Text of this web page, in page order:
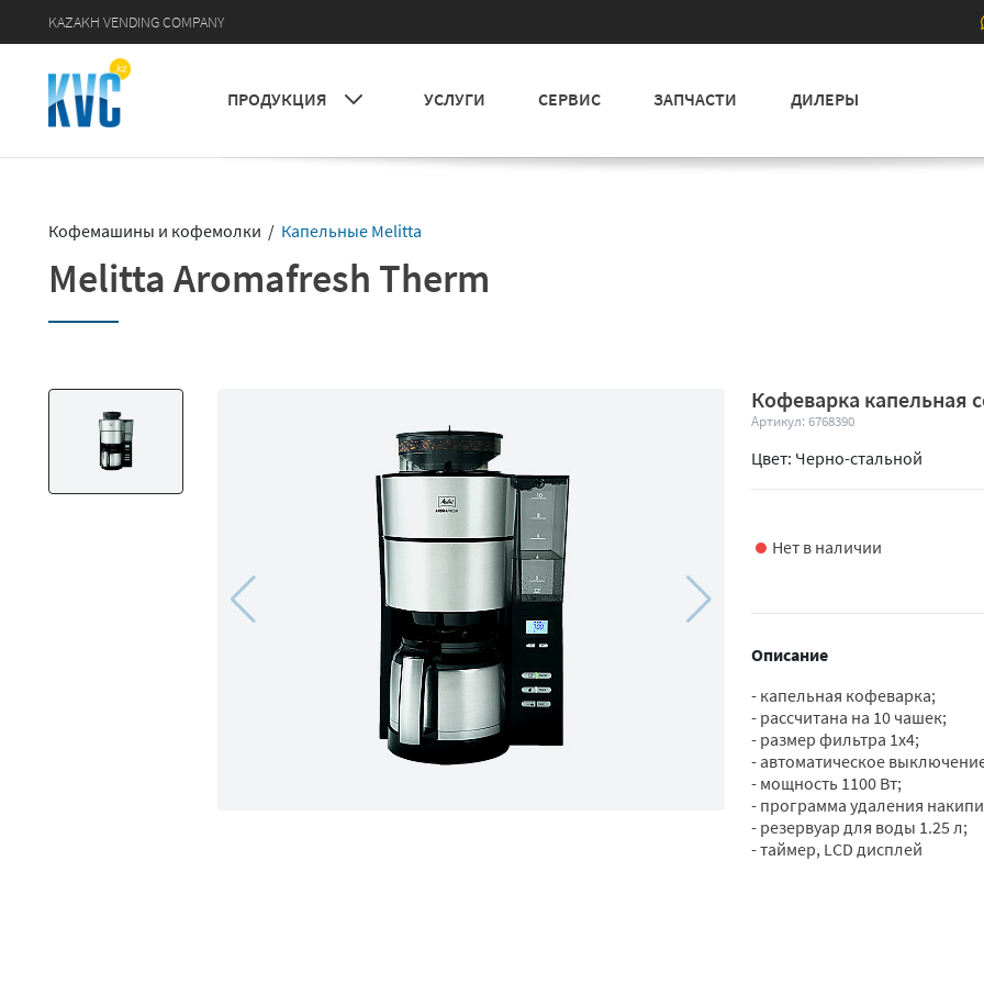
KAZAKH VENDING COMPANY
ПРОДУКЦИЯ УСЛУГИ СЕРВИС ЗАПЧАСТИ ДИЛЕРЫ
Кофемашины и кофемолки / Капельные Melitta
Melitta Aromafresh Therm
Кофеварка капельная
Артикул: 6768390
Цвет: Черно-стальной
Нет в наличии
Описание
- капельная кофеварка;
- рассчитана на 10 чашек;
- размер фильтра 1х4;
- автоматическое
- мощность 1100 Вт;
- программа удаления
- резервуар для воды 1.25 л;
- таймер, LCD дисплей